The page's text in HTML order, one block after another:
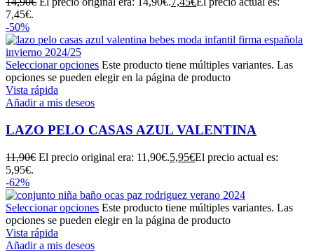
7,45€.
-50%
Seleccionar opciones Este producto tiene múltiples variantes. Las
opciones se pueden elegir en la página de producto
Vista rápida
Añadir a mis deseos
LAZO PELO CASAS AZUL VALENTINA
11,90€ El precio original era: 11,90€.5,95€El precio actual es:
5,95€.
-62%
Seleccionar opciones Este producto tiene múltiples variantes. Las
opciones se pueden elegir en la página de producto
Vista rápida
Añadir a mis deseos